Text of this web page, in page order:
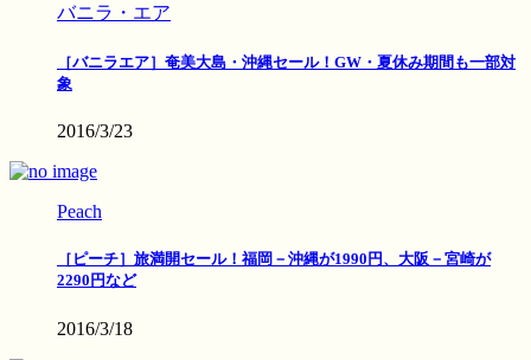
バニラ・エア
［バニラエア］奄美大島・沖縄セール！GW・夏休み期間も一部対
象
2016/3/23
Peach
［ピーチ］旅満開セール！福岡－沖縄が1990円、大阪－宮崎が
2290円など
2016/3/18